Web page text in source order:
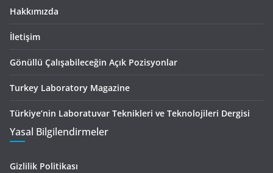
Hakkımızda
İletişim
Gönüllü Çalışabileceğin Açık Pozisyonlar
Turkey Laboratory Magazine
Türkiye’nin Laboratuvar Teknikleri ve Teknolojileri Dergisi
Yasal Bilgilendirmeler
Gizlilik Politikası